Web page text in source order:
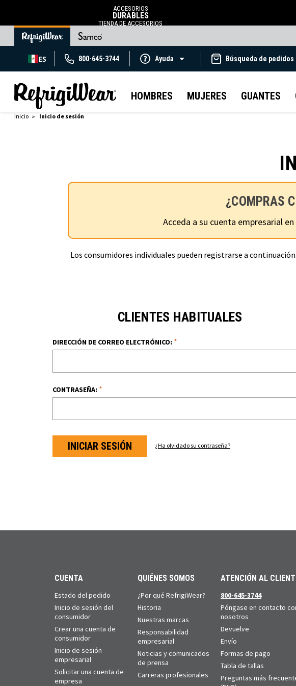
ACCESORIOS
DURABLES
TIENDA DE ACCESORIOS
ES 800-645-3744 Ayuda Búsqueda de pedidos
HOMBRES MUJERES GUANTES
Inicio Inicio de sesión
¿COMPRAS
Acceda a su cuenta empresarial en
Los consumidores individuales pueden registrarse a
CLIENTES HABITUALES
DIRECCIÓN DE CORREO ELECTRÓNICO: *
CONTRASEÑA: *
¿Ha olvidado su contraseña?
CUENTA
Estado del pedido
Inicio de sesión del
consumidor
Crear una cuenta de
consumidor
Inicio de sesión
empresarial
Solicitar una cuenta de
empresa
QUIÉNES SOMOS
¿Por qué RefrigiWear?
Historia
Nuestras marcas
Responsabilidad
empresarial
Noticias y comunicados
de prensa
Carreras profesionales
ATENCIÓN AL
800-645-3744
Póngase en contacto
nosotros
Devuelve
Envío
Formas de pago
Tabla de tallas
Preguntas más